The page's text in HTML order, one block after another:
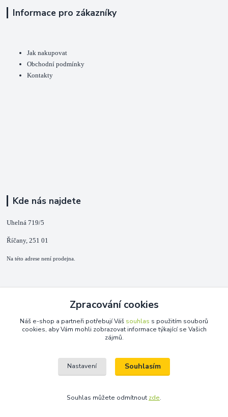
Informace pro zákazníky
Jak nakupovat
Obchodní podmínky
Kontakty
Kde nás najdete
Uhelná 719/5
Říčany, 251 01
Na této adrese není prodejna.
+420 725 889 873
(Po-Ne, 9-18 hod.)
Zpracování cookies
Náš e-shop a partneři potřebují Váš souhlas s použitím souborů
cookies, aby Vám mohli zobrazovat informace týkající se Vašich
zájmů.
Nastavení Souhlasím
Souhlas můžete odmítnout zde.